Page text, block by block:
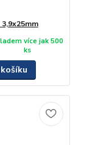
více jak 500
ks